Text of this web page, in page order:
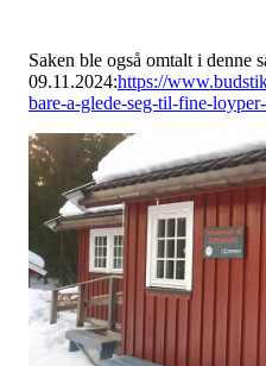
Saken ble også omtalt i denne
09.11.2024:https://
bare-a-glede-seg-til-fine-